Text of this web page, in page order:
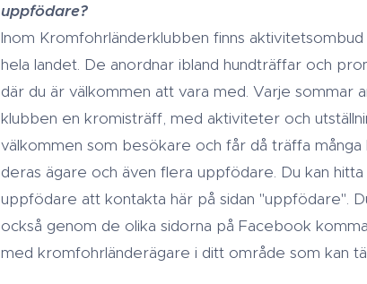
uppfödare?
Inom Kromfohrländerklubben finns
hela landet. De anordnar ibland hundträffar och
där du är välkommen att vara med. Varje sommar
klubben en kromisträff, med aktiviteter och
välkommen som besökare och får då träffa många
deras ägare och även flera uppfödare. Du kan hitta
uppfödare att kontakta här på sidan "uppfödare".
också genom de olika sidorna på Facebook
med kromfohrländerägare i ditt område som kan